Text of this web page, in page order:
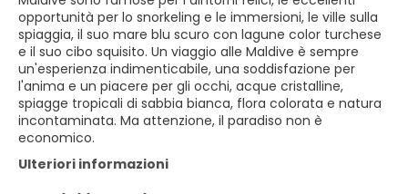
opportunità per lo snorkeling e le immersioni, le ville sulla
spiaggia, il suo mare blu scuro con lagune color turchese
e il suo cibo squisito. Un viaggio alle Maldive è sempre
un'esperienza indimenticabile, una soddisfazione per
l'anima e un piacere per gli occhi, acque cristalline,
spiagge tropicali di sabbia bianca, flora colorata e natura
incontaminata. Ma attenzione, il paradiso non è
economico.
Ulteriori informazioni